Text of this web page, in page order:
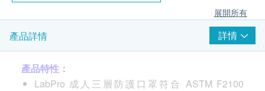
展開所有
產品詳情 詳情
產品特性：
LabPro 成人三層防護口罩符合 ASTM F2100